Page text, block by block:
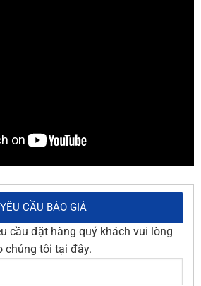
YÊU CẦU BÁO GIÁ
cầu đặt hàng quý khách vui lòng
chúng tôi tại đây.